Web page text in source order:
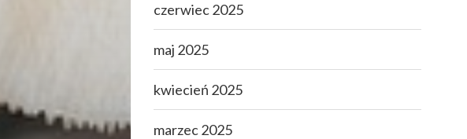
czerwiec 2025
maj 2025
kwiecień 2025
marzec 2025